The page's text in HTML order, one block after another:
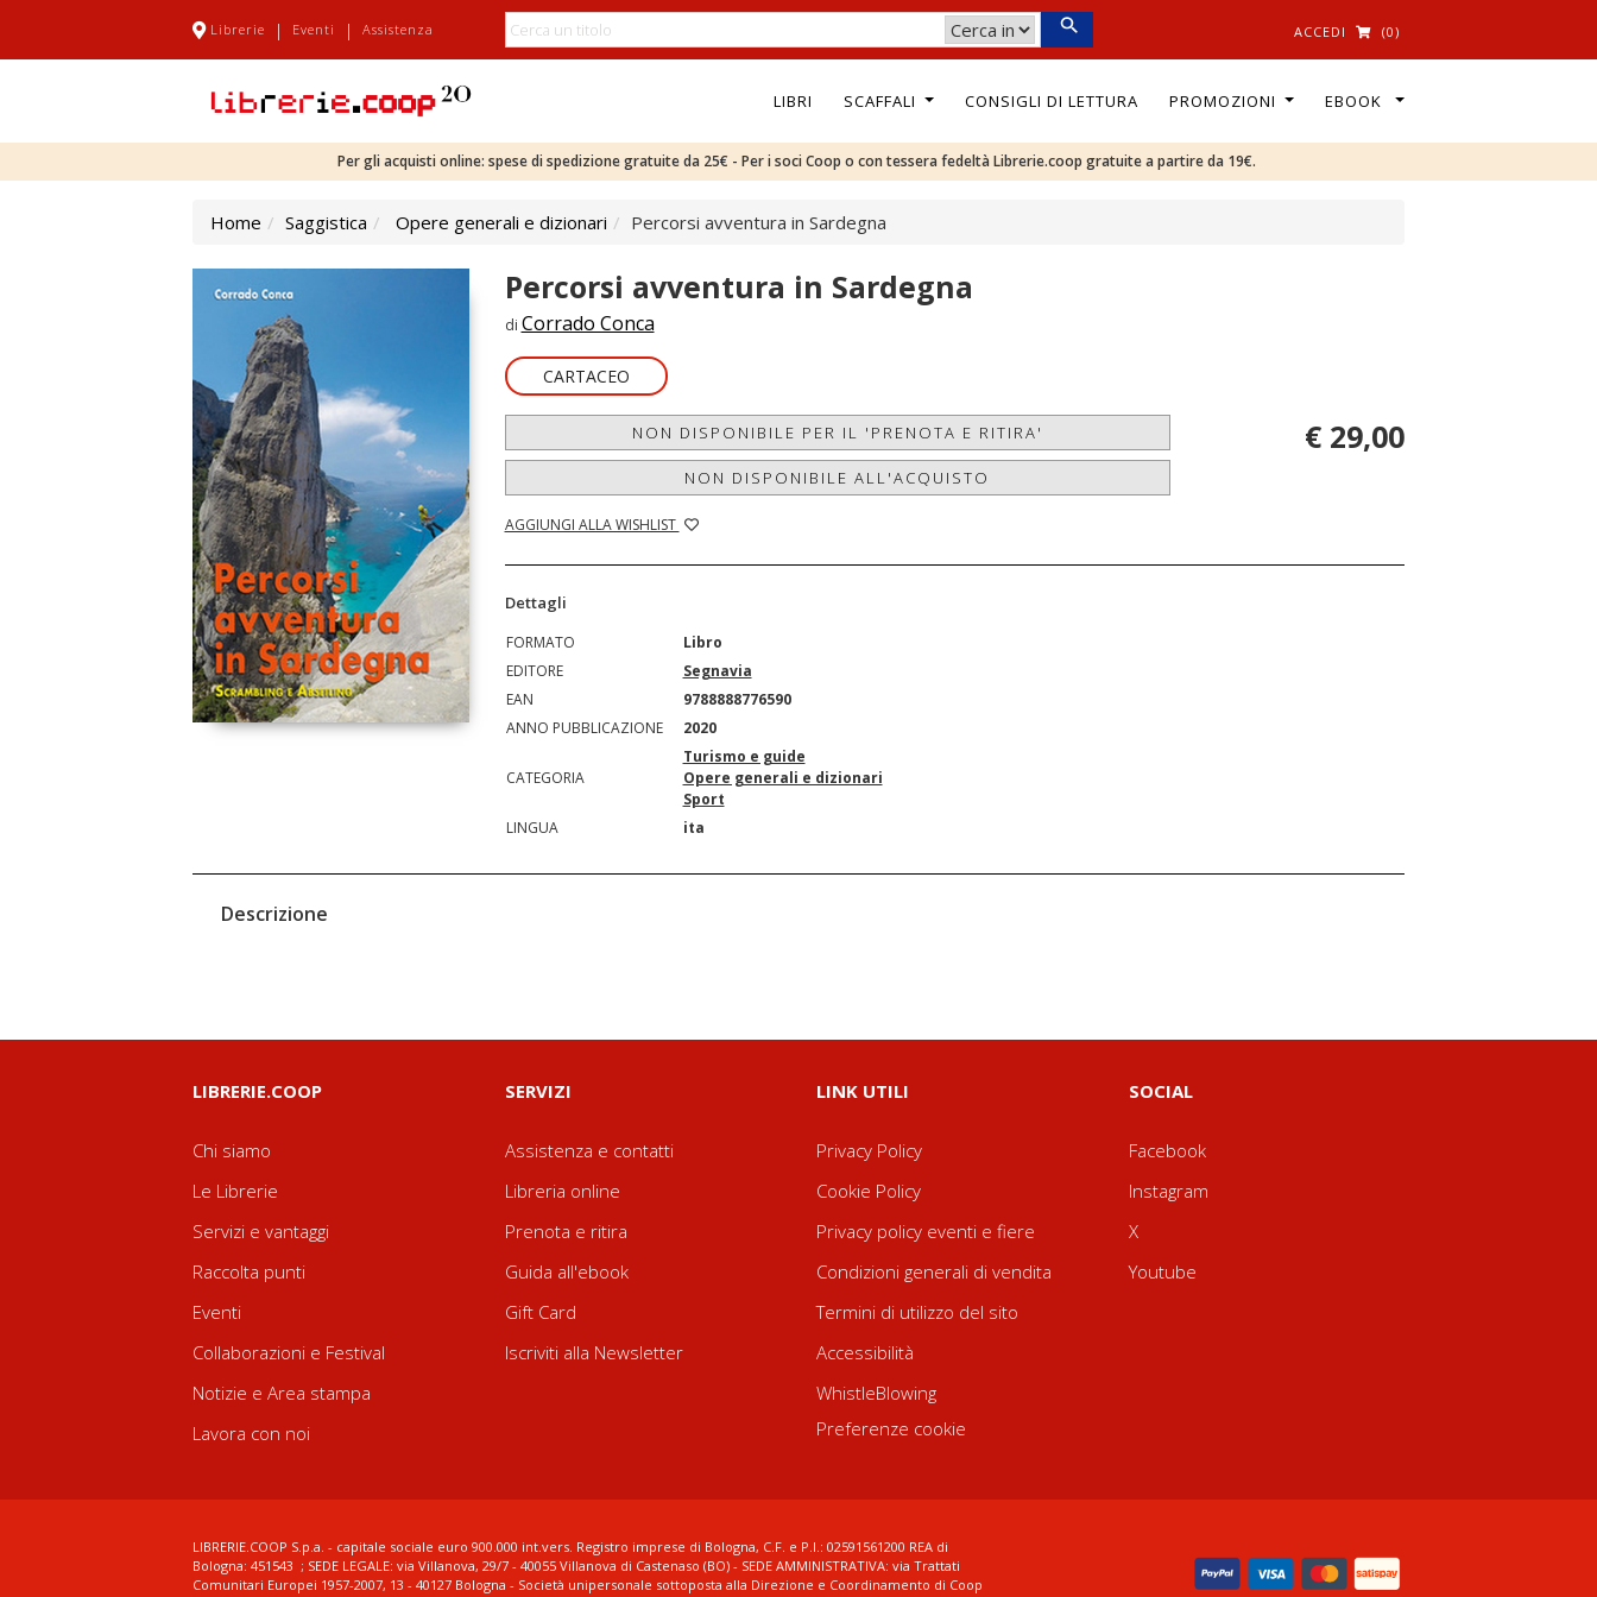
Librerie | Eventi | Assistenza ACCEDI (0)
LIBRI SCAFFALI CONSIGLI DI LETTURA PROMOZIONI EBOOK
Per gli acquisti online: spese di spedizione gratuite da 25€ - Per i soci Coop o con tessera fedeltà Librerie.coop gratuite a partire da 19€.
Home Saggistica Opere generali e dizionari Percorsi avventura in Sardegna
Percorsi avventura in Sardegna
di Corrado Conca
CARTACEO
NON DISPONIBILE PER IL 'PRENOTA E RITIRA'
NON DISPONIBILE ALL'ACQUISTO
AGGIUNGI ALLA WISHLIST
€ 29,00
Dettagli
FORMATO
Libro
EDITORE
Segnavia
EAN
9788888776590
ANNO PUBBLICAZIONE
2020
CATEGORIA
Turismo e guide
Opere generali e dizionari
Sport
LINGUA
ita
Descrizione
LIBRERIE.COOP
Chi siamo
Le Librerie
Servizi e vantaggi
Raccolta punti
Eventi
Collaborazioni e Festival
Notizie e Area stampa
Lavora con noi
SERVIZI
Assistenza e contatti
Libreria online
Prenota e ritira
Guida all'ebook
Gift Card
Iscriviti alla Newsletter
LINK UTILI
Privacy Policy
Cookie Policy
Privacy policy eventi e fiere
Condizioni generali di vendita
Termini di utilizzo del sito
Accessibilità
WhistleBlowing
Preferenze cookie
SOCIAL
Facebook
Instagram
X
Youtube
LIBRERIE.COOP S.p.a. - capitale sociale euro 900.000 int.vers. Registro imprese di Bologna, C.F. e P.I.: 02591561200 REA di
Bologna: 451543 ; SEDE LEGALE: via Villanova, 29/7 - 40055 Villanova di Castenaso (BO) - SEDE AMMINISTRATIVA: via Trattati
Comunitari Europei 1957-2007, 13 - 40127 Bologna - Società unipersonale sottoposta alla Direzione e Coordinamento di Coop